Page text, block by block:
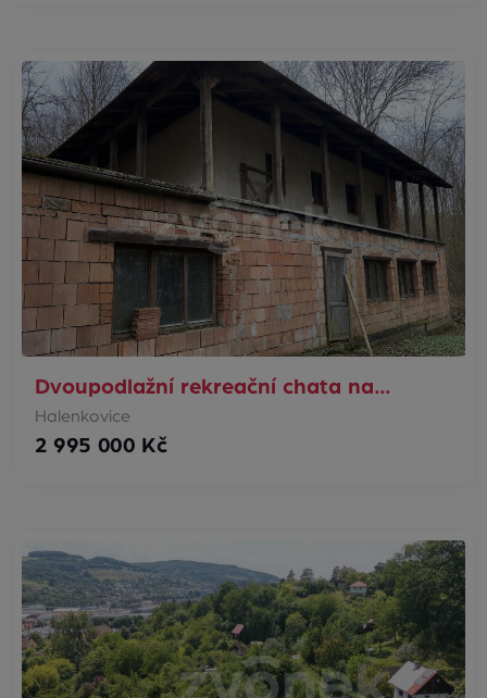
Dvoupodlažní rekreační chata na…
Halenkovice
2 995 000 Kč